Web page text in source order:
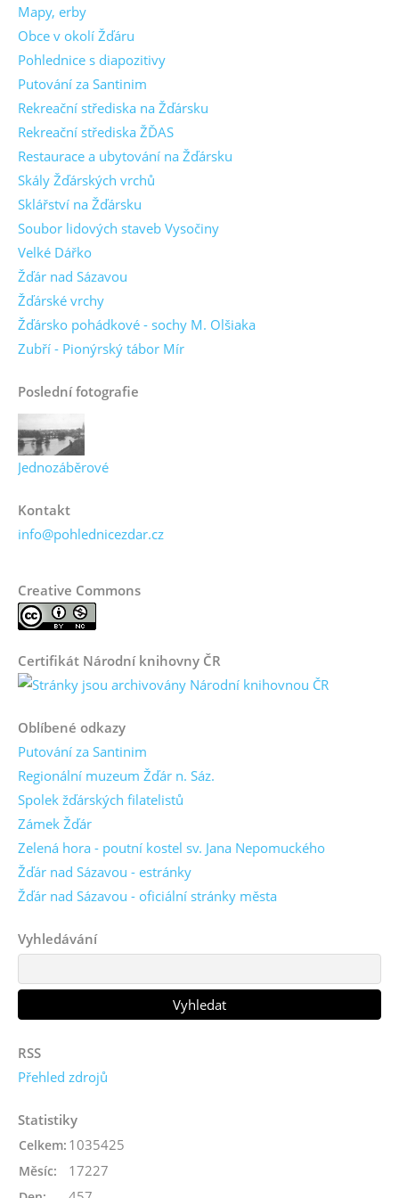
Mapy, erby
Obce v okolí Žďáru
Pohlednice s diapozitivy
Putování za Santinim
Rekreační střediska na Žďársku
Rekreační střediska ŽĎAS
Restaurace a ubytování na Žďársku
Skály Žďárských vrchů
Sklářství na Žďársku
Soubor lidových staveb Vysočiny
Velké Dářko
Žďár nad Sázavou
Žďárské vrchy
Žďársko pohádkové - sochy M. Olšiaka
Zubří - Pionýrský tábor Mír
Poslední fotografie
Jednozáběrové
Kontakt
info@pohlednicezdar.cz
Creative Commons
Certifikát Národní knihovny ČR
Oblíbené odkazy
Putování za Santinim
Regionální muzeum Žďár n. Sáz.
Spolek žďárských filatelistů
Zámek Žďár
Zelená hora - poutní kostel sv. Jana Nepomuckého
Žďár nad Sázavou - estránky
Žďár nad Sázavou - oficiální stránky města
Vyhledávání
RSS
Přehled zdrojů
Statistiky
Celkem: 1035425
Měsíc: 17227